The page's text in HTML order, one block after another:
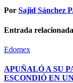
Por Sajid Sánchez
Entrada relacionada
Edomex
APUÑALÓ A SU
ESCONDIÓ EN